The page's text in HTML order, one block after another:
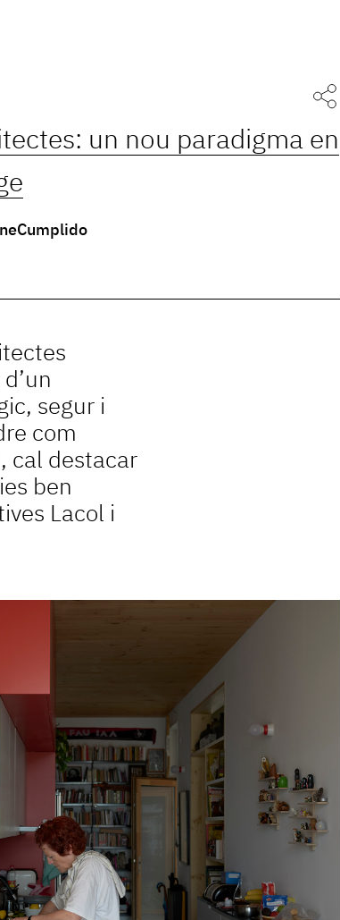
un nou paradigma en
segur i
com
cal destacar
ben
Lacol i